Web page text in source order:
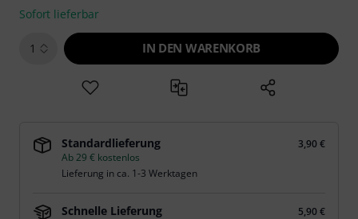
Sofort lieferbar
1 IN DEN WARENKORB
Standardlieferung
3,90 €
Ab 29 € kostenlos
Lieferung in ca. 1-3 Werktagen
Schnelle Lieferung
5,90 €